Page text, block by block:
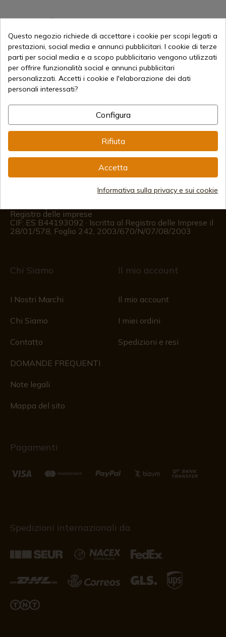
Informazione
info@aceros-de-hispania.com
Informazioni per il cliente
Dal lunedì al venerdì dalle 09:00 alle 15:00
Registro delle imprese
CIF: ES B44193092 · Iscritta al Registro delle Imprese il
28/01/578, Foglio 242, 2003/670/N/07/08/2003
Chi Siamo
I Nostri Marchi
Chi Siamo
Contatto
DOMANDE FREQUENTI
Note legali
Mappa del sito
Il mio account
Il mio account
I miei ordini
Spedizioni e resi
Pagamenti
Spedizioni internazionali da
Questo negozio richiede di accettare i cookie per scopi legati a
prestazioni, social media e annunci pubblicitari. I cookie di terze
parti per social media e a scopo pubblicitario vengono utilizzati
per offrire funzionalità social e annunci pubblicitari
personalizzati. Accetti i cookie e l'elaborazione dei dati
personali interessati?
Configura
Rifiuta
Accetta
Informativa sulla privacy e sui cookie